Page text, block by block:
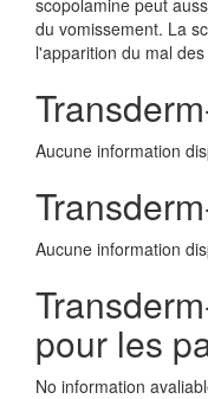
scopolamine peut
du vomissement. La
l'apparition du mal
Aucune information
Aucune information
pour les
No information